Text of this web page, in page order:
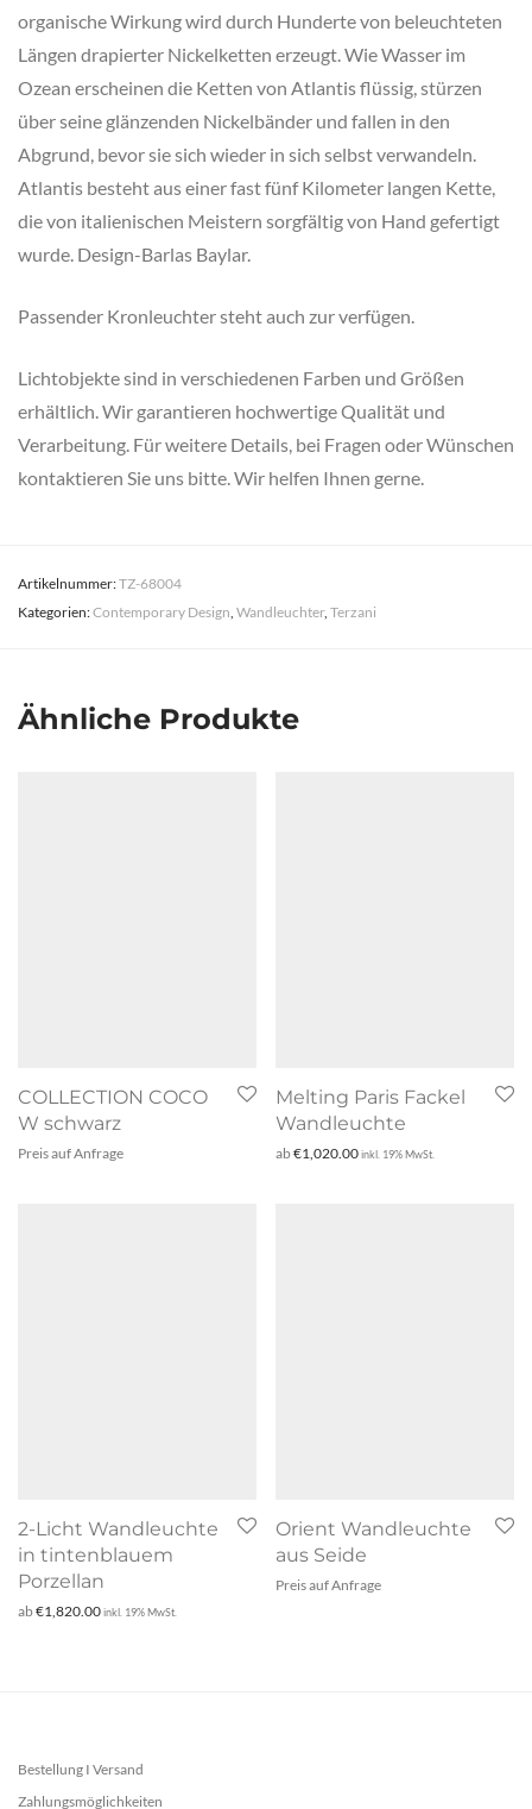
organische Wirkung wird durch Hunderte von beleuchteten
Längen drapierter Nickelketten erzeugt. Wie Wasser im
Ozean erscheinen die Ketten von Atlantis flüssig, stürzen
über seine glänzenden Nickelbänder und fallen in den
Abgrund, bevor sie sich wieder in sich selbst verwandeln.
Atlantis besteht aus einer fast fünf Kilometer langen Kette,
die von italienischen Meistern sorgfältig von Hand gefertigt
wurde. Design-Barlas Baylar.
Passender Kronleuchter steht auch zur verfügen.
Lichtobjekte sind in verschiedenen Farben und Größen
erhältlich. Wir garantieren hochwertige Qualität und
Verarbeitung. Für weitere Details, bei Fragen oder Wünschen
kontaktieren Sie uns bitte. Wir helfen Ihnen gerne.
Artikelnummer:TZ-68004
Kategorien:Contemporary Design Wandleuchter, Terzani
Ähnliche Produkte
COLLECTION COCO
W schwarz
Preis auf Anfrage
Melting Paris Fackel
Wandleuchte
ab€1,020.00inkl. 19% MwSt.
2-Licht Wandleuchte
in tintenblauem
Porzellan
ab€1,820.00inkl. 19% MwSt.
Orient Wandleuchte
aus Seide
Preis auf Anfrage
Bestellung I Versand
Zahlungsmöglichkeiten